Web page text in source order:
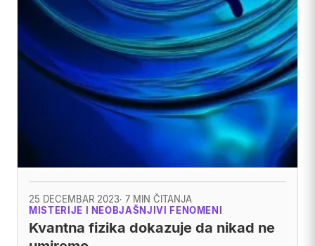
25 DECEMBAR 2023· 7 MIN ČITANJA
MISTERIJE I NEOBJAŠNJIVI FENOMENI
Kvantna fizika dokazuje da nikad ne